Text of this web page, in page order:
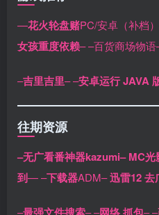
—花火轮盘赌PC/安卓（补档
女孩重度依赖––百货商场物语
–吉里吉里––安卓运行 JAVA
往期资源
–无广看番神器kazumi– MC光
到—–下载器ADM–迅雷12 去
– –– ––